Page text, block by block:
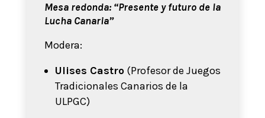
Mesa redonda: “Presente y futuro de la
Lucha Canaria”
Modera:
Ulises Castro(Profesor de Juegos
Tradicionales Canarios de la
ULPGC)